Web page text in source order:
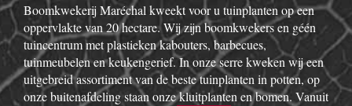
Boomkwekerij Maréchal kweekt voor u tuinplanten op een
oppervlakte van 20 hectare. Wij zijn boomkwekers en géén
tuincentrum met plastieken kabouters, barbecues,
tuinmeubelen en keukengerief. In onze serre kweken wij een
uitgebreid assortiment van de beste tuinplanten in potten, op
onze buitenafdeling staan onze kluitplanten en bomen. Vanuit